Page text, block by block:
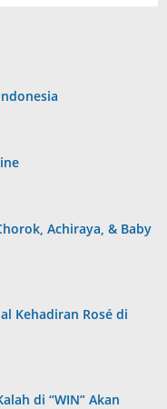
Achiraya, & Baby
Kehadiran Rosé di
di “WIN” Akan